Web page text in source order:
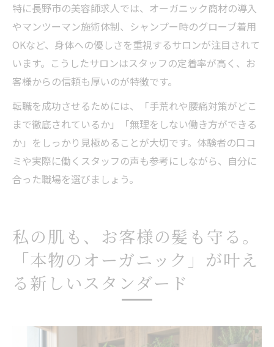
特に長野市の美容師求人では、オーガニック商材の導入
やマンツーマン施術体制、シャンプー時のグローブ着用
OKなど、身体への優しさを重視するサロンが注目されて
います。こうしたサロンはスタッフの定着率が高く、お
客様からの信頼も厚いのが特徴です。
転職を成功させるためには、「手荒れや腰痛対策がどこ
まで徹底されているか」「無理をしない働き方ができる
か」をしっかり見極めることが大切です。体験者の口コ
ミや実際に働くスタッフの声も参考にしながら、自分に
合った職場を選びましょう。
私の肌も、お客様の髪も守る。
「本物のオーガニック」が叶え
る新しいスタンダード